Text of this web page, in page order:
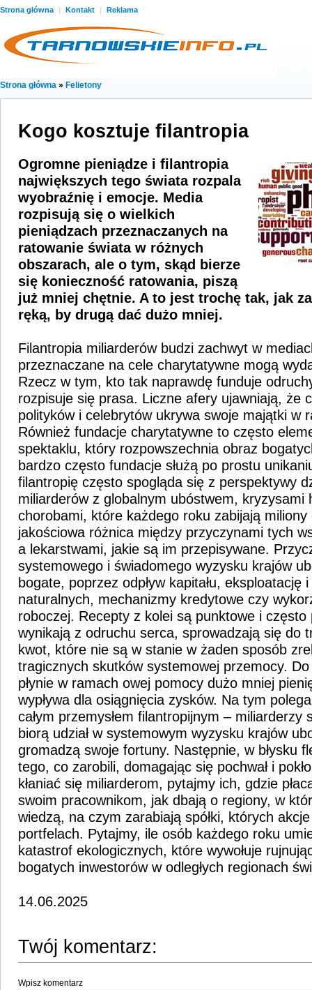
Strona główna | Kontakt | Reklama
Strona główna » Felietony
Kogo kosztuje filantropia
Ogromne pieniądze i filantropia
największych tego świata rozpala
wyobraźnię i emocje. Media
rozpisują się o wielkich
pieniądzach przeznaczanych na
ratowanie świata w różnych
obszarach, ale o tym, skąd bierze
się konieczność ratowania, piszą
już mniej chętnie. A to jest trochę tak, jak
ręką, by drugą dać dużo mniej.
Filantropia miliarderów budzi zachwyt w
przeznaczane na cele charytatywne mogą
Rzecz w tym, kto tak naprawdę funduje
rozpisuje się prasa. Liczne afery ujawniają, że
polityków i celebrytów ukrywa swoje majątki w
Również fundacje charytatywne to często
spektaklu, który rozpowszechnia obraz
bardzo często fundacje służą po prostu
filantropię często spogląda się z perspektywy
miliarderów z globalnym ubóstwem, kryzysami
chorobami, które każdego roku zabijają
jakościowa różnica między przyczynami tych
a lekarstwami, jakie są im przepisywane.
systemowego i świadomego wyzysku krajów
bogate, poprzez odpływ kapitału, eksploatację
naturalnych, mechanizmy kredytowe czy
roboczej. Recepty z kolei są punktowe i często
wynikają z odruchu serca, sprowadzają się do
kwot, które nie są w stanie w żaden sposób
tragicznych skutków systemowej przemocy.
płynie w ramach owej pomocy dużo mniej
wypływa dla osiągnięcia zysków. Na tym
całym przemysłem filantropijnym – miliarderzy
biorą udział w systemowym wyzysku krajów
gromadzą swoje fortuny. Następnie, w błysku
tego, co zarobili, domagając się pochwał i
kłaniać się miliarderom, pytajmy ich, gdzie
swoim pracownikom, jak dbają o regiony, w
wiedzą, na czym zarabiają spółki, których
portfelach. Pytajmy, ile osób każdego roku
katastrof ekologicznych, które wywołuje
bogatych inwestorów w odległych regionach
14.06.2025
Twój komentarz:
Wpisz komentarz